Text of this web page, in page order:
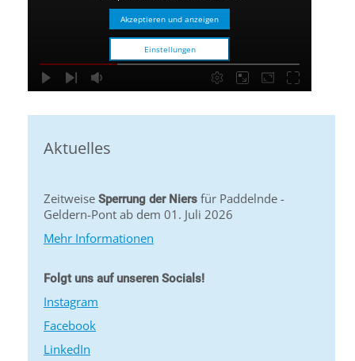
Akzeptieren und anzeigen
Einstellungen
Aktuelles
Zeitweise Sperrung der Niers für Paddelnde -
Geldern-Pont ab dem 01. Juli 2026
Mehr Informationen
Folgt uns auf unseren Socials!
Instagram
Facebook
LinkedIn